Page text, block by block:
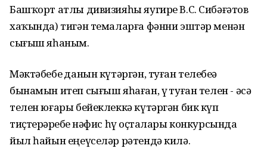
Башҡорт атлы дивизияһы яугире В.С. Сибәғәтов
хаҡында) тигән темаларға фәнни эштәр менән
сығыш яһаным.
Мәктәбебеҙ данын күтәргән, туған телебеҙҙә
бынамын итеп сығыш яһаған, үҙ туған телен - әсә
телен юғары бейеклеккә күтәргән бик күп
тиҫтерҙәребеҙ нәфис һүҙ оҫталары конкурсында
йыл һайын еңеүселәр рәтендә килә.